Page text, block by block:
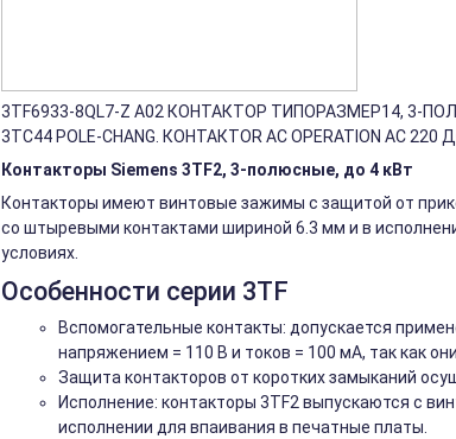
3TF6933-8QL7-Z A02 КОНТАКТОР ТИПОРАЗМЕР14, 3-ПОЛ.
3TC44 POLE-CHANG. КОНТАКТOR AC OPERATION AC
Контакторы Siemens 3TF2, 3-полюсные, до 4 кВт
Контакторы имеют винтовые зажимы с защитой от
со штыревыми контактами шириной 6.3 мм и в
условиях.
Особенности серии 3TF
Вспомогательные контакты: допускается
напряжением = 110 В и токов = 100 мА, так как
Защита контакторов от коротких замыканий
Исполнение: контакторы 3TF2 выпускаются с
исполнении для впаивания в печатные платы.